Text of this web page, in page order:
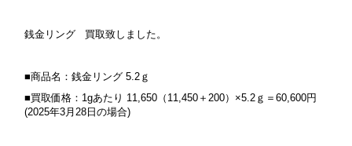
銭金リング 買取致しました。
■商品名：銭金リング 5.2ｇ
■買取価格：1gあたり 11,650（11,450＋200）×5.2ｇ＝60,600円
(2025年3月28日の場合)